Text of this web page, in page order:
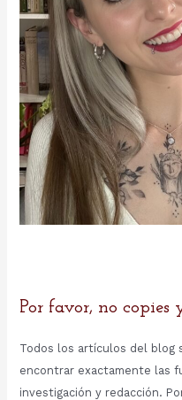
Por favor, no copies
Todos los artículos del blog
encontrar exactamente las
investigación y redacción.